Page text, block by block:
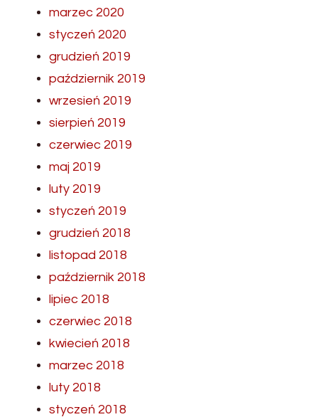
marzec 2020
styczeń 2020
grudzień 2019
październik 2019
wrzesień 2019
sierpień 2019
czerwiec 2019
maj 2019
luty 2019
styczeń 2019
grudzień 2018
listopad 2018
październik 2018
lipiec 2018
czerwiec 2018
kwiecień 2018
marzec 2018
luty 2018
styczeń 2018